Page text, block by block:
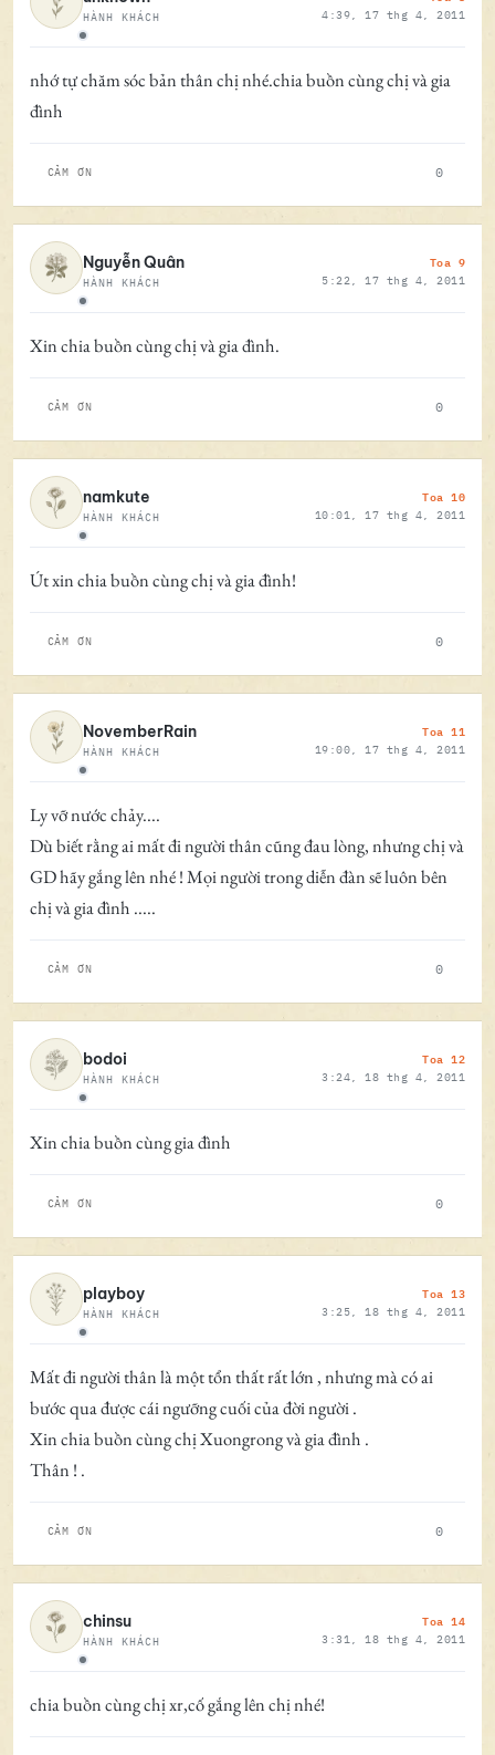
Ngoại tuyến
HÀNH KHÁCH 4:39, 17 thg 4, 2011
nhớ tự chăm sóc bản thân chị nhé.chia buồn cùng chị và gia
đình
CẢM ƠN 0
Ngoại tuyến
Nguyễn Quân
HÀNH KHÁCH
Toa 9
5:22, 17 thg 4, 2011
Xin chia buồn cùng chị và gia đình.
CẢM ƠN 0
Ngoại tuyến
namkute
HÀNH KHÁCH
Toa 10
10:01, 17 thg 4, 2011
Út xin chia buồn cùng chị và gia đình!
CẢM ƠN 0
Ngoại tuyến
NovemberRain
HÀNH KHÁCH
Toa 11
19:00, 17 thg 4, 2011
Ly vỡ nước chảy....
Dù biết rằng ai mất đi người thân cũng đau lòng, nhưng chị và
GD hãy gắng lên nhé ! Mọi người trong diễn đàn sẽ luôn bên
chị và gia đình .....
CẢM ƠN 0
Ngoại tuyến
bodoi
HÀNH KHÁCH
Toa 12
3:24, 18 thg 4, 2011
Xin chia buồn cùng gia đình
CẢM ƠN 0
Ngoại tuyến
playboy
HÀNH KHÁCH
Toa 13
3:25, 18 thg 4, 2011
Mất đi người thân là một tổn thất rất lớn , nhưng mà có ai
bước qua được cái ngưỡng cuối của đời người .
Xin chia buồn cùng chị Xuongrong và gia đình .
Thân ! .
CẢM ƠN 0
Ngoại tuyến
chinsu
HÀNH KHÁCH
Toa 14
3:31, 18 thg 4, 2011
chia buồn cùng chị xr,cố gắng lên chị nhé!